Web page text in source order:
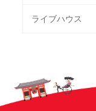
ライブハウス